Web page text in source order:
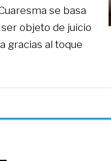
se basa
ser objeto de juicio
gracias al toque